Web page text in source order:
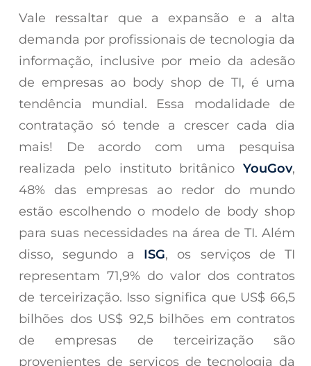
Vale ressaltar que a expansão e a alta
demanda por profissionais de tecnologia da
informação, inclusive por meio da adesão
de empresas ao body shop de TI, é uma
tendência mundial. Essa modalidade de
contratação só tende a crescer cada dia
mais! De acordo com uma pesquisa
realizada pelo instituto britânicoYouGov,
48% das empresas ao redor do mundo
estão escolhendo o modelo de body shop
para suas necessidades na área de TI. Além
disso, segundo a ISG, os serviços de TI
representam 71,9% do valor dos contratos
de terceirização. Isso significa que US$ 66,5
bilhões dos US$ 92,5 bilhões em contratos
de empresas de terceirização são
provenientes de serviços de tecnologia da